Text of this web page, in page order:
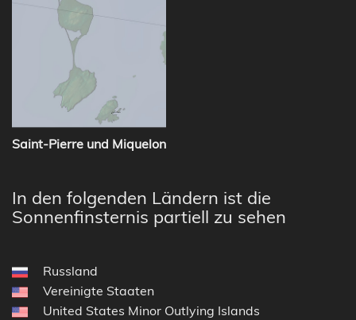
Saint-Pierre und Miquelon
In den folgenden Ländern ist die
Sonnenfinsternis partiell zu sehen
Russland
Vereinigte Staaten
United States Minor Outlying Islands